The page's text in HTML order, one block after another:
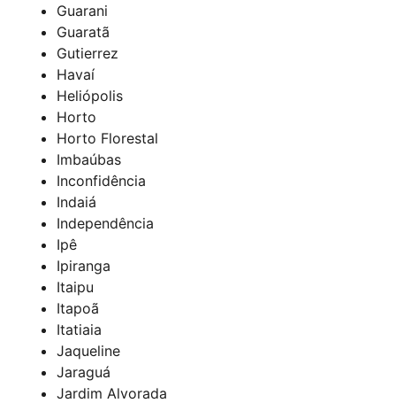
Guarani
Guaratã
Gutierrez
Havaí
Heliópolis
Horto
Horto Florestal
Imbaúbas
Inconfidência
Indaiá
Independência
Ipê
Ipiranga
Itaipu
Itapoã
Itatiaia
Jaqueline
Jaraguá
Jardim Alvorada